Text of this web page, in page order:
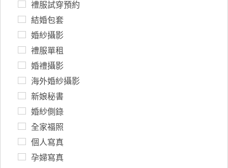
禮服試穿預約
結婚包套
婚紗攝影
禮服單租
婚禮攝影
海外婚紗攝影
新娘秘書
婚紗側錄
全家福照
個人寫真
孕婦寫真